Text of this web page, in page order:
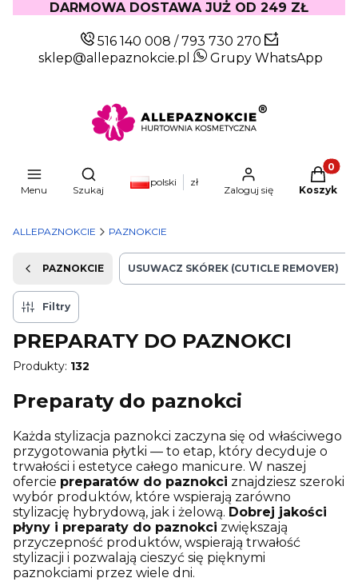
DARMOWA DOSTAWA JUŻ OD 249 ZŁ
516 140 008 /793 730 270
sklep@allepaznokcie.pl
Grupy WhatsApp
Menu
Otwórz wyszukiwarkę
Szukaj
polski zł
Zaloguj się Koszyk
ALLEPAZNOKCIE PAZNOKCIE
PAZNOKCIE USUWACZ SKÓREK (CUTICLE REMOVER)
Filtry
PREPARATY DO PAZNOKCI
Produkty: 132
Preparaty do paznokci
Każda stylizacja paznokci zaczyna się od właściwego
przygotowania płytki — to etap, który decyduje o
trwałości i estetyce całego manicure. W naszej
ofercie preparatów do paznokci znajdziesz szeroki
wybór produktów, które wspierają zarówno
stylizację hybrydową, jak i żelową. Dobrej jakości
płyny i preparaty do paznokci zwiększają
przyczepność produktów, wspierają trwałość
stylizacji i pozwalają cieszyć się pięknymi
paznokciami przez wiele dni.